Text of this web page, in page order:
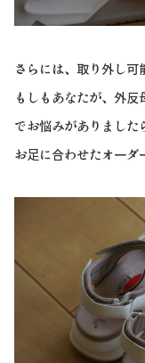
さらには、取り外し可
もしもあなたが、外
でお悩みがありました
お足に合わせたオー